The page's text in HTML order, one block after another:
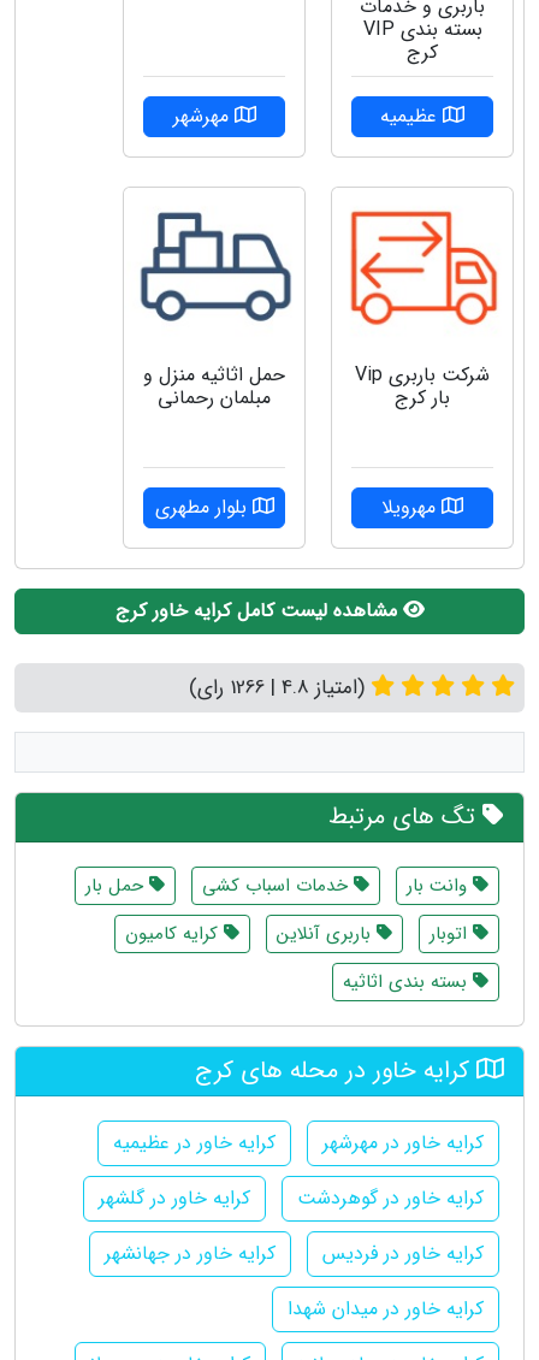
باربری و خدمات
بسته بندی VIP
کرج
عظیمیه مهرشهر
شرکت باربری ‌Vip
بار کرج
مهرویلا
حمل اثاثیه منزل و
مبلمان رحمانی
بلوار مطهری
مشاهده لیست کامل کرایه خاور کرج
(امتیاز 4.8 | 1266 رای)
تگ های مرتبط
وانت بار خدمات اسباب کشی
حمل بار
اتوبار
باربری آنلاین
کرایه کامیون
بسته بندی اثاثیه
کرایه خاور در محله های کرج
کرایه خاور در مهرشهر
کرایه خاور در عظیمیه
کرایه خاور در گوهردشت
کرایه خاور در گلشهر
کرایه خاور در فردیس
کرایه خاور در جهانشهر
کرایه خاور در میدان شهدا